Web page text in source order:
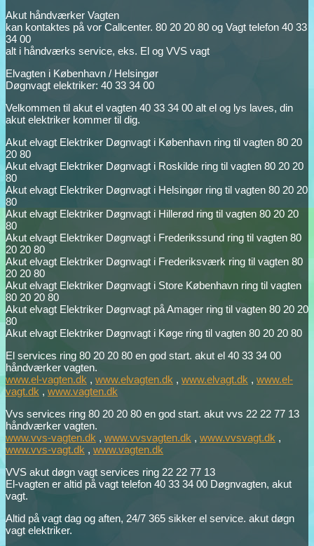
Akut håndværker Vagten
kan kontaktes på vor Callcenter. 80 20 20 80 og Vagt telefon 40 33
34 00
alt i håndværks service, eks. El og VVS vagt
Elvagten i København / Helsingør
Døgnvagt elektriker: 40 33 34 00
Velkommen til akut el vagten 40 33 34 00 alt el og lys laves, din
akut elektriker kommer til dig.
Akut elvagt Elektriker Døgnvagt i København ring til vagten 80 20
20 80
Akut elvagt Elektriker Døgnvagt i Roskilde ring til vagten 80 20 20
80
Akut elvagt Elektriker Døgnvagt i Helsingør ring til vagten 80 20 20
80
Akut elvagt Elektriker Døgnvagt i Hillerød ring til vagten 80 20 20
80
Akut elvagt Elektriker Døgnvagt i Frederikssund ring til vagten 80
20 20 80
Akut elvagt Elektriker Døgnvagt i Frederiksværk ring til vagten 80
20 20 80
Akut elvagt Elektriker Døgnvagt i Store København ring til vagten
80 20 20 80
Akut elvagt Elektriker Døgnvagt på Amager ring til vagten 80 20 20
80
Akut elvagt Elektriker Døgnvagt i Køge ring til vagten 80 20 20 80
El services ring 80 20 20 80 en god start. akut el 40 33 34 00
håndværker vagten.
www.el-vagten.dk , www.elvagten.dk , www.elvagt.dk , www.el-
vagt.dk , www.vagten.dk
Vvs services ring 80 20 20 80 en god start. akut vvs 22 22 77 13
håndværker vagten.
www.vvs-vagten.dk , www.vvsvagten.dk , www.vvsvagt.dk ,
www.vvs-vagt.dk , www.vagten.dk
VVS akut døgn vagt services ring 22 22 77 13
El-vagten er altid på vagt telefon 40 33 34 00 Døgnvagten, akut
vagt.
Altid på vagt dag og aften, 24/7 365 sikker el service. akut døgn
vagt elektriker.